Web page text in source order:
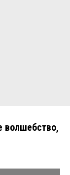
волшебство,